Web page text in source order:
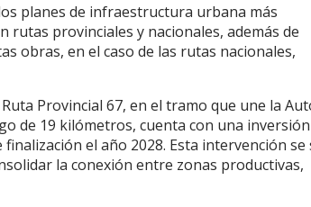
planes de infraestructura urbana más
rutas provinciales y nacionales, además de
obras, en el caso de las rutas nacionales,
Provincial 67, en el tramo que une la
de 19 kilómetros, cuenta con una inversión
el año 2028. Esta intervención se
la conexión entre zonas productivas,